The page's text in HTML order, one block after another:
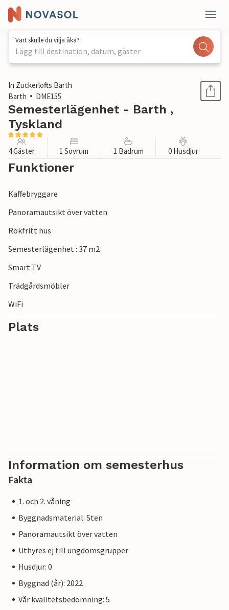
Vart skulle du vilja åka?
Lägg till destination, datum, gäster
1 / 1
In Zuckerlofts Barth
Barth
DME155
Semesterlägenhet - Barth ,
Tyskland
4 Gäster 1 Sovrum 1 Badrum 0 Husdjur
Funktioner
Kaffebryggare
Panoramautsikt över vatten
Rökfritt hus
Semesterlägenhet : 37 m2
Smart TV
Trädgårdsmöbler
WiFi
Plats
Information om semesterhus
Fakta
1. och 2. våning
Byggnadsmaterial: Sten
Panoramautsikt över vatten
Uthyres ej till ungdomsgrupper
Husdjur: 0
Byggnad (år): 2022
Vår kvalitetsbedömning: 5